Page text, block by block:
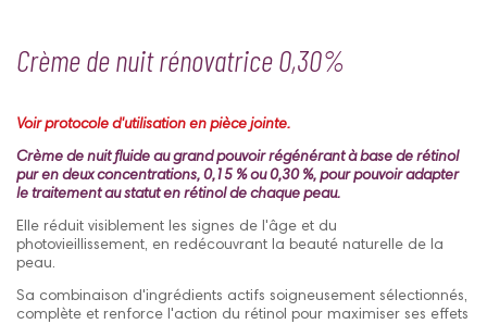
Crème de nuit rénovatrice 0,30%
Voir protocole d'utilisation en pièce jointe.
Crème de nuit fluide au grand pouvoir régénérant à base de rétinol
pur en deux concentrations, 0,15 % ou 0,30 %, pour pouvoir adapter
le traitement au statut en rétinol de chaque peau.
Elle réduit visiblement les signes de l'âge et du
photovieillissement, en redécouvrant la beauté naturelle de la
peau.
Sa combinaison d'ingrédients actifs soigneusement sélectionnés,
complète et renforce l'action du rétinol pour maximiser ses effets